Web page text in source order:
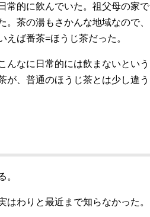
常的に飲んでいた。祖父母の家で
茶の湯もさかんな地域なので、
ば番茶=ほうじ茶だった。
んなに日常的には飲まないという
が、普通のほうじ茶とは少し違う
。
わりと最近まで知らなかった。